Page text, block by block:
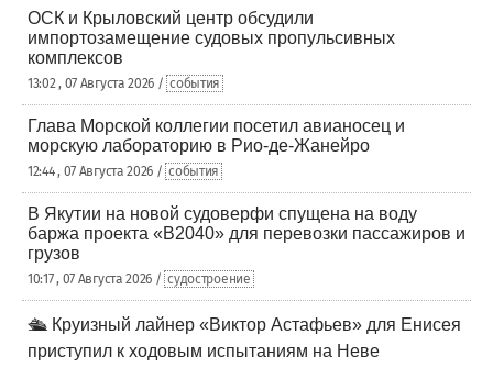
ОСК и Крыловский центр обсудили
импортозамещение судовых пропульсивных
комплексов
13:02 , 07 Августа 2026 / события
Глава Морской коллегии посетил авианосец и
морскую лабораторию в Рио-де-Жанейро
12:44 , 07 Августа 2026 / события
В Якутии на новой судоверфи спущена на воду
баржа проекта «В2040» для перевозки пассажиров и
грузов
10:17 , 07 Августа 2026 / судостроение
🛳️ Круизный лайнер «Виктор Астафьев» для Енисея
приступил к ходовым испытаниям на Неве